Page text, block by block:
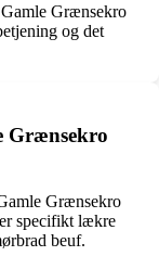
Grænsekro
og det
Grænsekro
Grænsekro
specifikt lækre
beuf.